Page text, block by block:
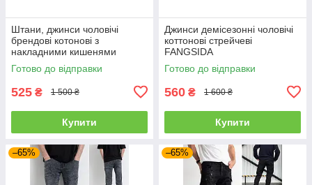
Штани, джинси чоловічі
брендові котонові з
накладними кишенями
"карго" MIGACH, Туреччина
Готово до відправки
525 ₴ 1 500 ₴
Купити
Джинси демісезонні чоловічі
коттонові стрейчеві
FANGSIDA
Готово до відправки
560 ₴ 1 600 ₴
Купити
–65% –65%